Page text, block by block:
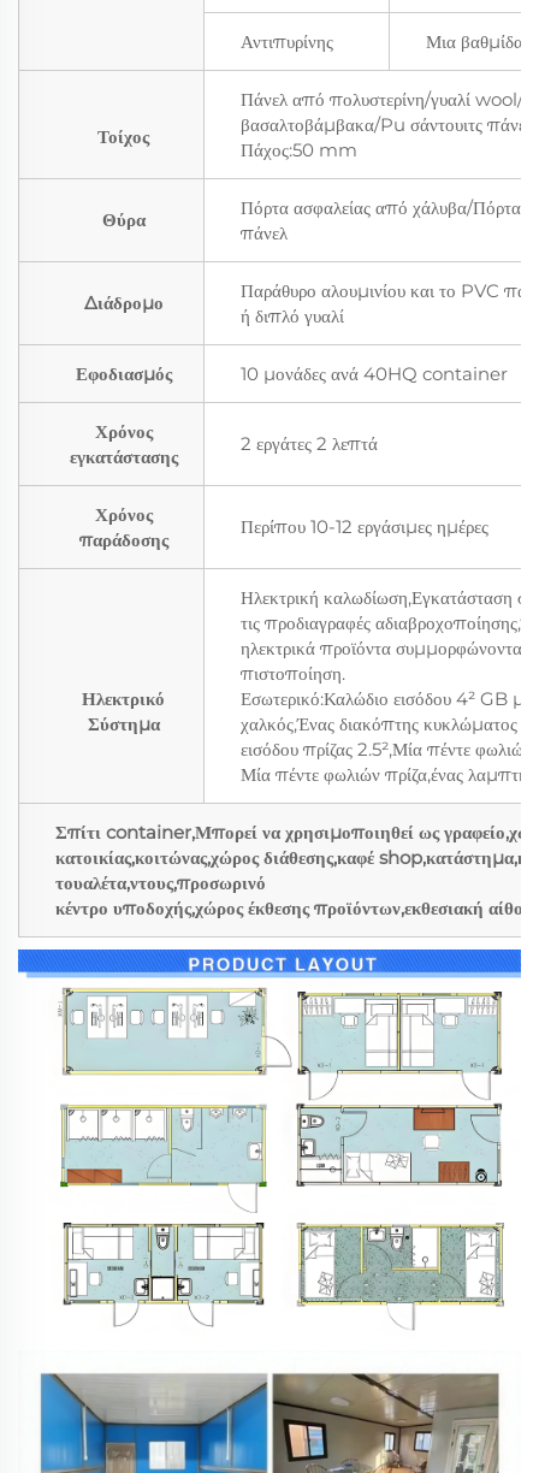
Αντιπυρίνης Μια βαθμίδα
Τοίχος
Πάνελ από πολυστερίνη/γυαλί wool/
βασαλτοβάμβακα/Pu σάντουιτς πάνελ
Πάχος:50 mm
Θύρα
Πόρτα ασφαλείας από χάλυβα/Πόρτα
πάνελ
Διάδρομο
Παράθυρο αλουμινίου και το PVC
ή διπλό γυαλί
Εφοδιασμός 10 μονάδες ανά 40HQ container
Χρόνος
εγκατάστασης
2 εργάτες 2 λεπτά
Χρόνος
παράδοσης
Περίπου 10-12 εργάσιμες ημέρες
Ηλεκτρικό
Σύστημα
Ηλεκτρική καλωδίωση,Εγκατάσταση
τις προδιαγραφές
ηλεκτρικά προϊόντα συμμορφώνονται
πιστοποίηση.
Εσωτερικό:Καλώδιο εισόδου 4² GB
χαλκός,Ένας διακόπτης κυκλώματος
εισόδου πρίζας 2.5²,Μία πέντε
Μία πέντε φωλιών πρίζα,ένας
Σπίτι container,Μπορεί να χρησιμοποιηθεί ως
κατοικίας,κοιτώνας,χώρος διάθεσης,καφέ
τουαλέτα,ντους,προσωρινό
κέντρο υποδοχής,χώρος έκθεσης προϊόντων,εκθεσιακή